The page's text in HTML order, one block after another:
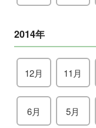
2014年
12月 11月
6月 5月